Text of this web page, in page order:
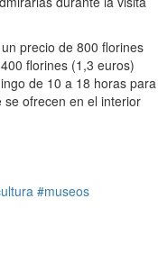
precio de 800 florines
florines (1,3 euros)
de 10 a 18 horas para
ofrecen en el interior
#museos